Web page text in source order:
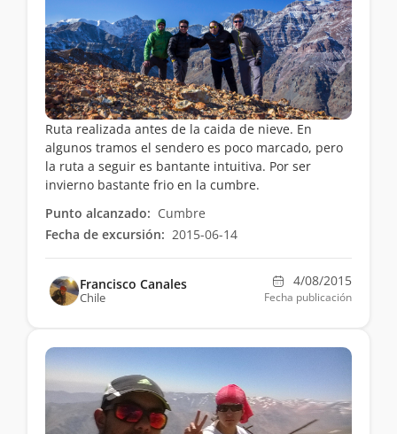
Ruta realizada antes de la caida de nieve. En
algunos tramos el sendero es poco marcado, pero
la ruta a seguir es bantante intuitiva. Por ser
invierno bastante frio en la cumbre.
Punto alcanzado: Cumbre
Fecha de excursión: 2015-06-14
Francisco Canales
Chile
4/08/2015
Fecha publicación